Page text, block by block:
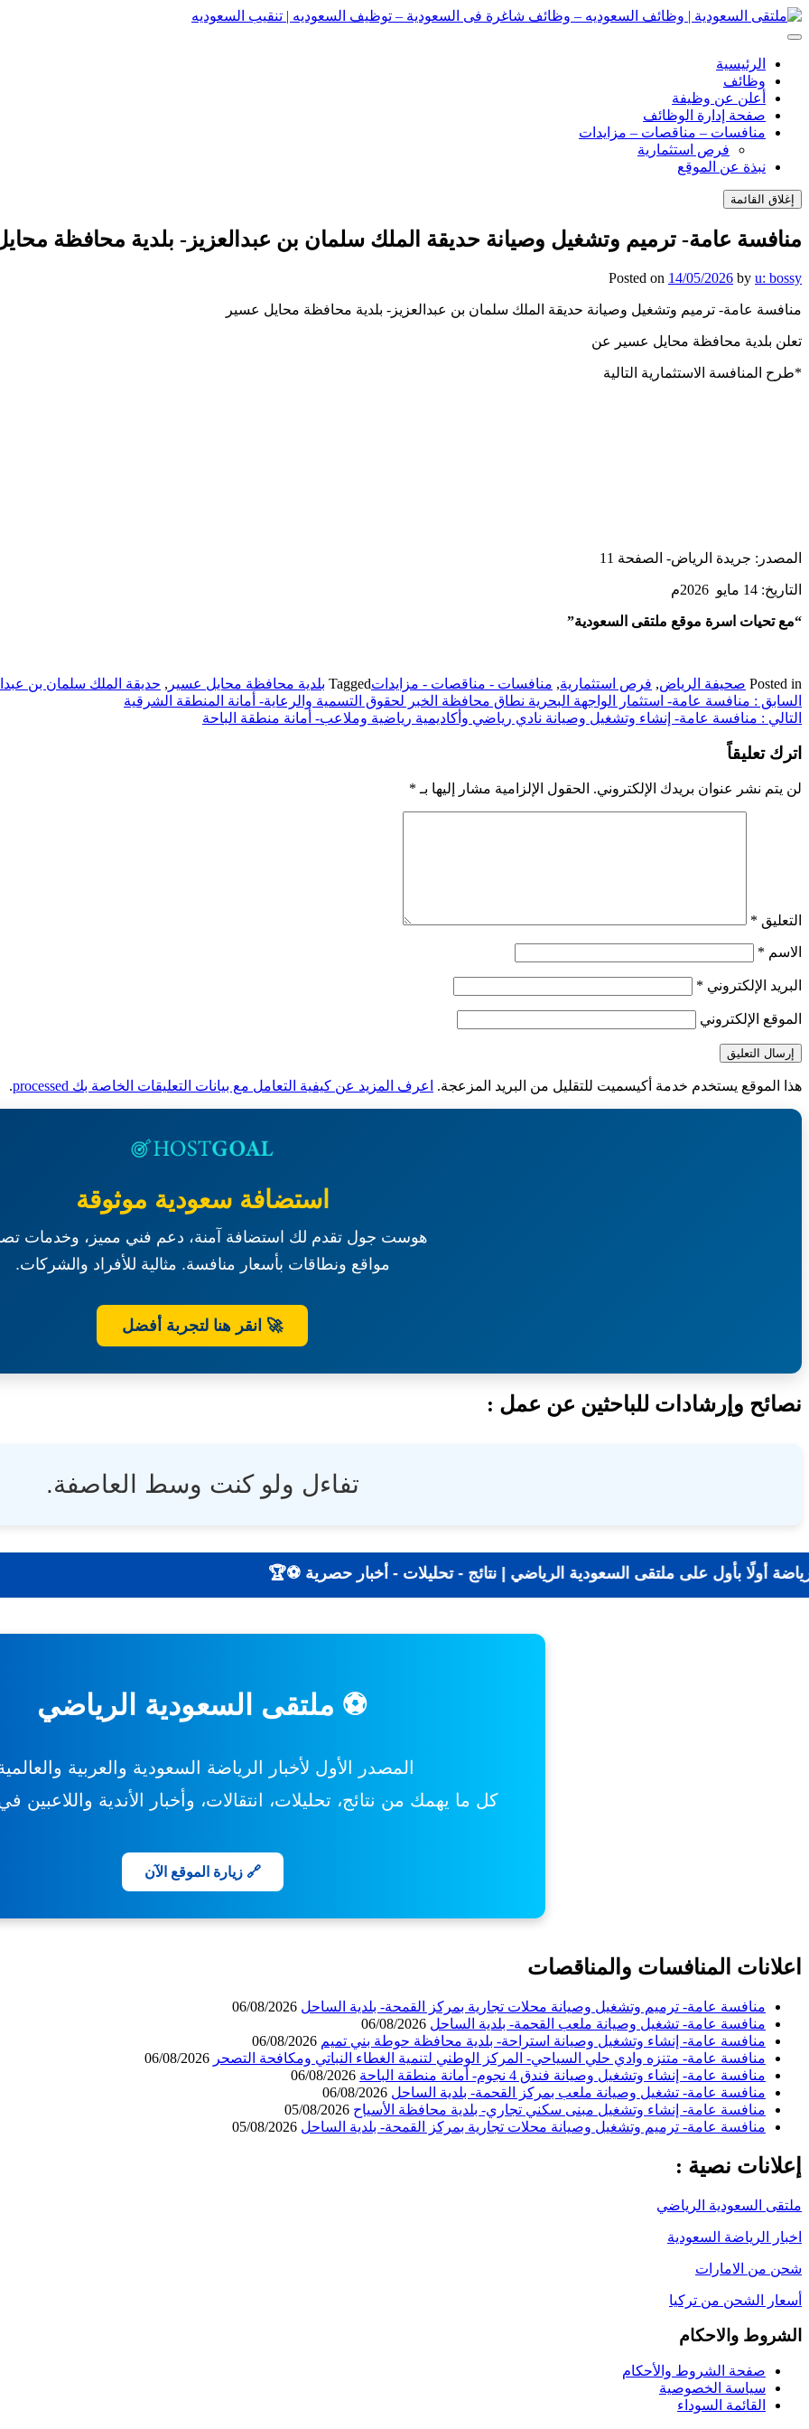
انتقل
إلى
الرئيسية
وظائف
أعلن عن وظيفة
صفحة إدارة الوظائف
منافسات – مناقصات – مزايدات
فرص استثمارية
نبذة عن الموقع
إغلاق القائمة
منافسة عامة- ترميم وتشغيل وصيانة حديقة الملك سلمان بن عبدالعزيز- بلدية محافظة
Posted on 14/05/2026 by u: bossy
منافسة عامة- ترميم وتشغيل وصيانة حديقة الملك سلمان بن عبدالعزيز- بلدية محافظة محايل عسير
تعلن بلدية محافظة محايل عسير عن
*طرح المنافسة الاستثمارية التالية
المصدر: جريدة الرياض- الصفحة 11
التاريخ: 14 مايو 2026م
“مع تحيات اسرة موقع ملتقى السعودية”
Posted in صحيفة الرياض, فرص استثمارية, منافسات - مناقصات - مزايداتTagged بلدية محافظة محايل عسير , حديقة الملك سلمان بن
تصفّح
المقالات
السابق : منافسة عامة- استثمار الواجهة البحرية نطاق محافظة الخبر لحقوق التسمية والرعاية- أمانة المنطقة الشرقية
التالي : منافسة عامة- إنشاء وتشغيل وصيانة نادي رياضي وأكاديمية رياضية وملاعب- أمانة منطقة الباحة
اترك تعليقاً
لن يتم نشر عنوان بريدك الإلكتروني. الحقول الإلزامية مشار إليها بـ *
التعليق *
الاسم *
البريد الإلكتروني *
الموقع الإلكتروني
هذا الموقع يستخدم خدمة أكيسميت للتقليل من البريد المزعجة. اعرف المزيد عن كيفية التعامل مع بيانات التعليقات الخاصة بك processed .
استضافة سعودية موثوقة
هوست جول تقدم لك استضافة آمنة، دعم فني مميز، وخدمات
مواقع ونطاقات بأسعار منافسة. مثالية للأفراد والشركات.
🚀 انقر هنا لتجربة أفضل
نصائح وإرشادات للباحثين عن عمل :
تفاءل ولو كنت وسط العاصفة.
📰 جديد الرياضة أولًا بأول على ملتقى السعودية الرياضي | نتائج - تحليلات - أخبار حصرية ⚽🏆
⚽ ملتقى السعودية الرياضي
المصدر الأول لأخبار الرياضة السعودية والعربية
كل ما يهمك من نتائج، تحليلات، انتقالات، وأخبار الأندية واللاعبين
🔗 زيارة الموقع الآن
اعلانات المنافسات والمناقصات
منافسة عامة- ترميم وتشغيل وصيانة محلات تجارية بمركز القمحة- بلدية الساحل 06/08/2026
منافسة عامة- تشغيل وصيانة ملعب القحمة- بلدية الساحل 06/08/2026
منافسة عامة- إنشاء وتشغيل وصيانة استراحة- بلدية محافظة حوطة بني تميم 06/08/2026
منافسة عامة- متنزه وادي حلي السياحي- المركز الوطني لتنمية الغطاء النباتي ومكافحة التصحر 06/08/2026
منافسة عامة- إنشاء وتشغيل وصيانة فندق 4 نجوم- أمانة منطقة الباحة
06/08/2026
منافسة عامة- تشغيل وصيانة ملعب بمركز القحمة- بلدية الساحل 06/08/2026
منافسة عامة- إنشاء وتشغيل مبنى سكني تجاري- بلدية محافظة الأسياح 05/08/2026
منافسة عامة- ترميم وتشغيل وصيانة محلات تجارية بمركز القمحة- بلدية الساحل 05/08/2026
إعلانات نصية :
ملتقى السعودية الرياضي
اخبار الرياضة السعودية
شحن من الامارات
أسعار الشحن من تركيا
الشروط والاحكام
صفحة الشروط والأحكام
سياسة الخصوصية
القائمة السوداء